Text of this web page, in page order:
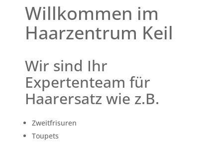
Willkommen im
Haarzentrum Keil
Wir sind Ihr
Expertenteam für
Haarersatz wie z.B.
Zweitfrisuren
Toupets